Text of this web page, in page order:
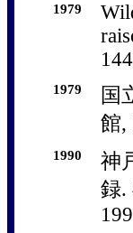
1979
1979
国
館,
1990
神
録.